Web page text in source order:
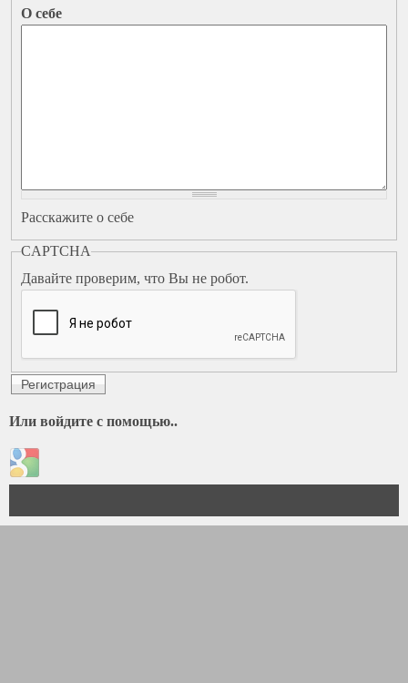
О себе
Более подробная информация о текстовых форматах
HTML-теги не обрабатываются и показываются как
обычный текст
Адреса страниц и электронной почты автоматически
преобразуются в ссылки.
Расскажите о себе
CAPTCHA
Давайте проверим, что Вы не робот.
Или войдите с помощью..
Login with Google